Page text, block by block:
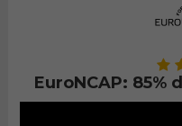
EuroNCAP: 85%